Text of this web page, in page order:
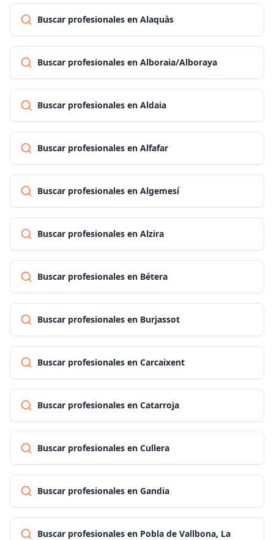
Buscar profesionales en Alaquàs
Buscar profesionales en Alboraia/Alboraya
Buscar profesionales en Aldaia
Buscar profesionales en Alfafar
Buscar profesionales en Algemesí
Buscar profesionales en Alzira
Buscar profesionales en Bétera
Buscar profesionales en Burjassot
Buscar profesionales en Carcaixent
Buscar profesionales en Catarroja
Buscar profesionales en Cullera
Buscar profesionales en Gandia
Buscar profesionales en Pobla de Vallbona, La